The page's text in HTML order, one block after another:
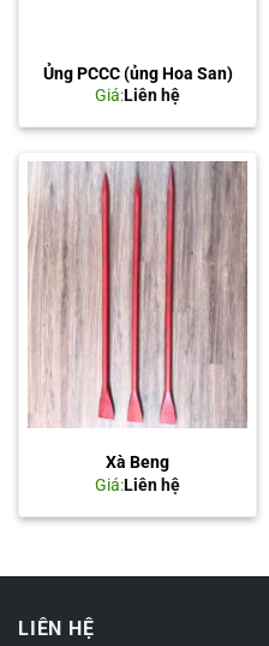
Ủng PCCC (ủng Hoa San)
Giá:Liên hệ
Xà Beng
Giá:Liên hệ
LIÊN HỆ